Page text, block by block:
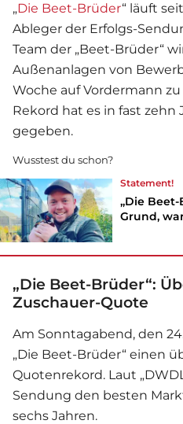
„Die Beet-Brüder“ läuft
Ableger der Erfolgs-
Team der „Beet-Brüder“
Außenanlagen von
Woche auf Vordermann
Rekord hat es in fast zehn
gegeben.
Wusstest du schon?
Statement!
„Die
Grund,
„Die Beet-Brüder“:
Zuschauer-Quote
Am Sonntagabend, den
„Die Beet-Brüder“ einen
Quotenrekord. Laut
Sendung den besten
sechs Jahren.